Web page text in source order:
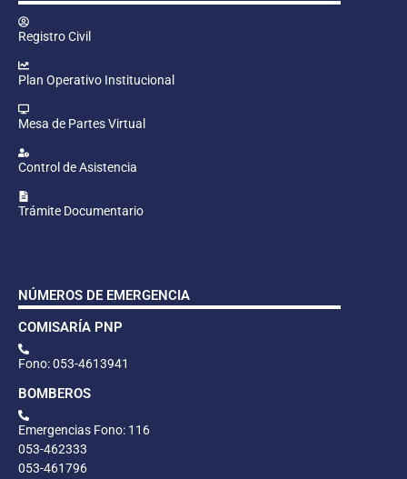
Registro Civil
Plan Operativo Institucional
Mesa de Partes Virtual
Control de Asistencia
Trámite Documentario
NÚMEROS DE EMERGENCIA
COMISARÍA PNP
Fono: 053-4613941
BOMBEROS
Emergencias Fono: 116
053-462333
053-461796